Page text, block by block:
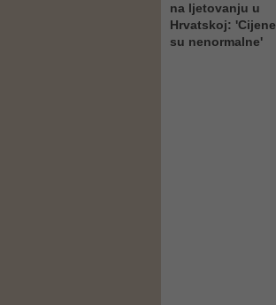
na ljetovanju u
Hrvatskoj: 'Cijene
su nenormalne'